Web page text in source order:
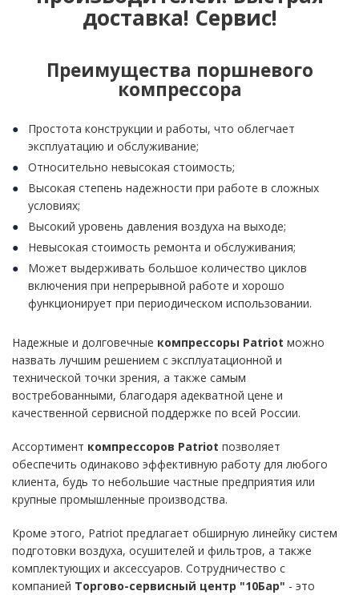
доставка! Сервис!
Преимущества поршневого
компрессора
Простота конструкции и работы, что облегчает
эксплуатацию и обслуживание;
Относительно невысокая стоимость;
Высокая степень надежности при работе в сложных
условиях;
Высокий уровень давления воздуха на выходе;
Невысокая стоимость ремонта и обслуживания;
Может выдерживать большое количество циклов
включения при непрерывной работе и хорошо
функционирует при периодическом использовании.
Надежные и долговечные компрессоры Patriot можно
назвать лучшим решением с эксплуатационной и
технической точки зрения, а также самым
востребованными, благодаря адекватной цене и
качественной сервисной поддержке по всей России.
Ассортимент компрессоров Patriot позволяет
обеспечить одинаково эффективную работу для любого
клиента, будь то небольшие частные предприятия или
крупные промышленные производства.
Кроме этого, Patriot предлагает обширную линейку систем
подготовки воздуха, осушителей и фильтров, а также
комплектующих и аксессуаров. Сотрудничество с
компанией Торгово-сервисный центр "10Бар" - это